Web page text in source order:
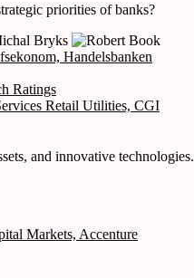
priorities of banks?
Handelsbanken
Ratings
Retail Utilities, CGI
and innovative technologies.
Markets, Accenture